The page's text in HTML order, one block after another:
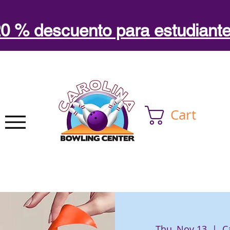
% descuento para
Cart